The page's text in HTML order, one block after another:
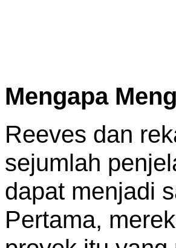
Mengapa
Reeves dan
sejumlah
dapat menjadi
Pertama,